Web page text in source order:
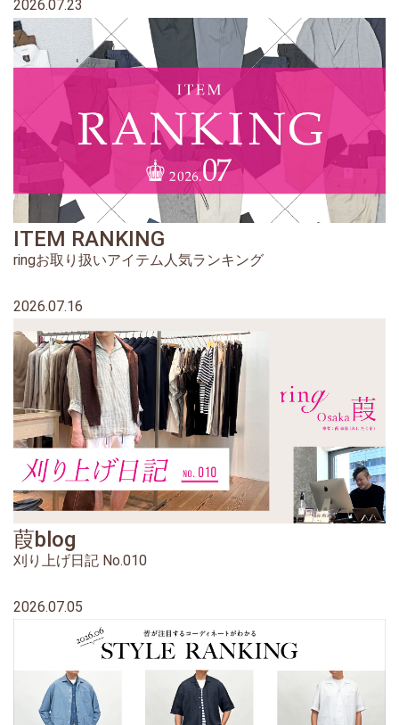
2026.07.23
ITEM RANKING
ringお取り扱いアイテム人気ランキング
2026.07.16
葭blog
刈り上げ日記 No.010
2026.07.05